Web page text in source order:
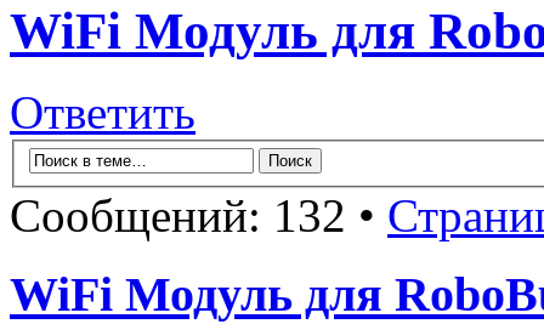
WiFi Модуль для
Ответить
Сообщений: 132 •
WiFi Модуль для